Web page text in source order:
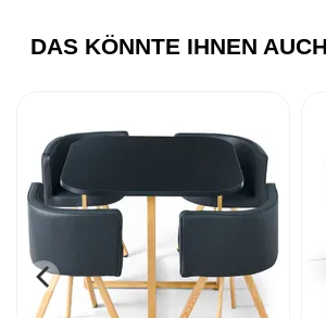
DAS KÖNNTE IHNEN